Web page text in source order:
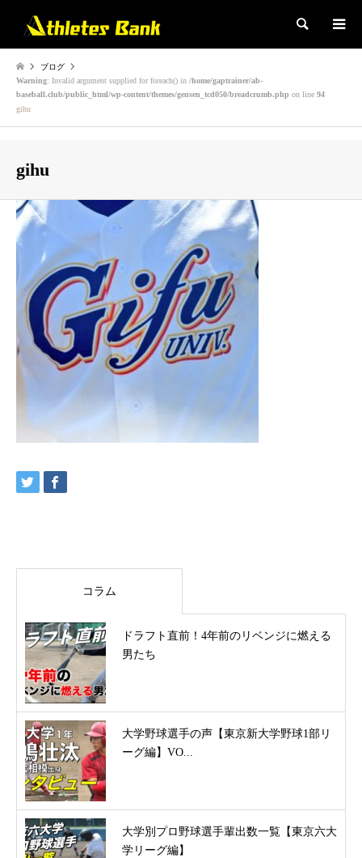
検索
ブログ
Warning: Invalid argument supplied for foreach() in /home/gaptrainer/ab-
baseball.club/public_html/wp-content/themes/gensen_tcd050/breadcrumb.php on line 94
gihu
gihu
コラム
ドラフト直前！4年前のリベンジに燃える
男たち
大学野球選手の声【東京新大学野球1部リ
ーグ編】VO...
大学別プロ野球選手輩出数一覧【東京六大
学リーグ編】